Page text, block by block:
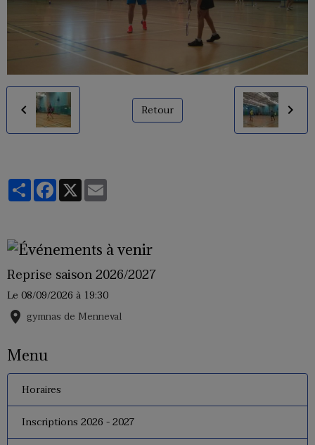
Retour
PartagerFacebook
X
Reprise saison 2026/2027
Le 08/09/2026 à 19:30
gymnas de Menneval
Menu
Horaires
Inscriptions 2026 - 2027